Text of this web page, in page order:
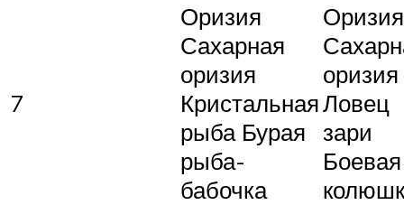
7
Оризия
Сахарная
оризия
Кристальная
рыба Бурая
рыба-
бабочка
Оризия
оризия
Ловец
зари
Боевая